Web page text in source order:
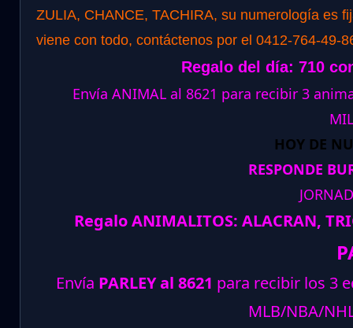
ZULIA, CHANCE, TACHIRA, su numerología es
viene con todo, contáctenos por el 0412-764-49-
Regalo del día: 710
Envía ANIMAL al 8621 para recibir 3
HOY DE
RESPONDE
Regalo ANIMALITOS: ALACRAN,
Envía PARLEY al 8621 para recibir los 3
MLB/NBA/